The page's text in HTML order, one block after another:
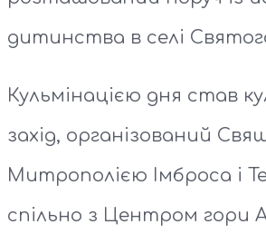
дитинства в селі
Кульмінацією дня став
захід, організований
Митрополією Імброса і
спільно з Центром гори